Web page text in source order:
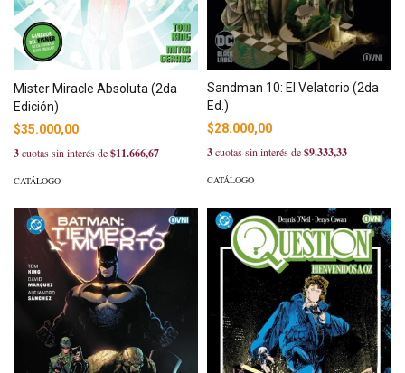
Mister Miracle Absoluta (2da
Edición)
$35.000,00
3cuotas sin interés de$11.666,67
CATÁLOGO
Sandman 10: El Velatorio (2da
Ed.)
$28.000,00
3cuotas sin interés de$9.333,33
CATÁLOGO